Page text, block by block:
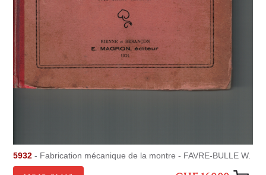
5932 - Fabrication mécanique de la montre - FAVRE-BULLE W.